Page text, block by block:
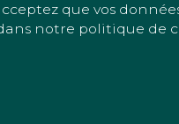
que vos
notre politique de